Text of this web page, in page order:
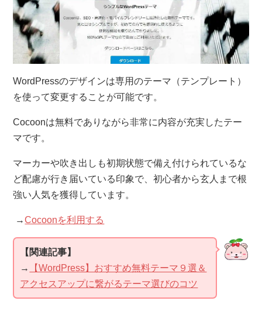
WordPressのデザインは専用のテーマ（テンプレート）
を使って変更することが可能です。
Cocoonは無料でありながら非常に内容が充実したテー
マです。
マーカーや吹き出しも初期状態で備え付けられているな
ど配慮が行き届いている印象で、初心者から玄人まで根
強い人気を獲得しています。
→Cocoonを利用する
【関連記事】
→
【WordPress】おすすめ無料テーマ９選＆
アクセスアップに繋がるテーマ選びのコツ